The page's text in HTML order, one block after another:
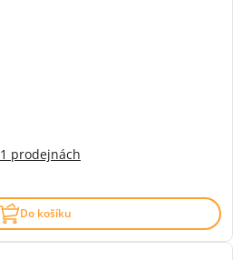
1 prodejnách
Do košíku